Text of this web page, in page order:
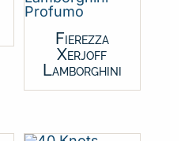
Fierezza
Xerjoff
Lamborghini